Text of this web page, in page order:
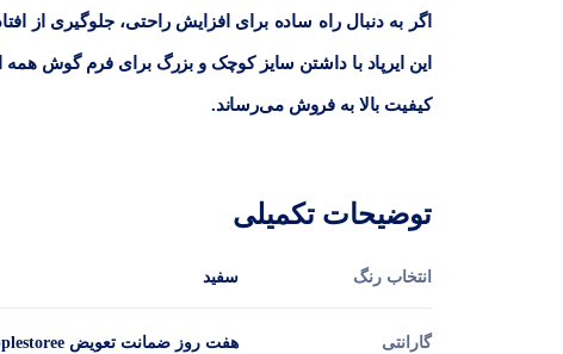
اگر به دنبال راه ساده برای افزایش راحتی، جلوگیری از
این ایرپاد با داشتن سایز کوچک و بزرگ برای فرم گوش
کیفیت بالا به فروش می‌رساند.
توضیحات تکمیلی
انتخاب رنگ سفید
گارانتی هفت روز ضمانت تعویض applestoree